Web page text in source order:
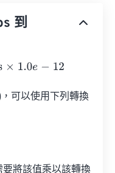
到
- 12
可以使用下列轉換
將該值乘以該轉換